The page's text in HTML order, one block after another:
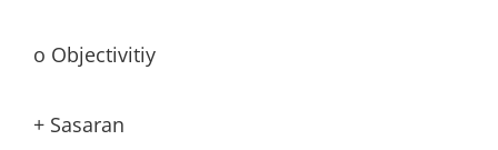
o Objectivitiy
+ Sasaran